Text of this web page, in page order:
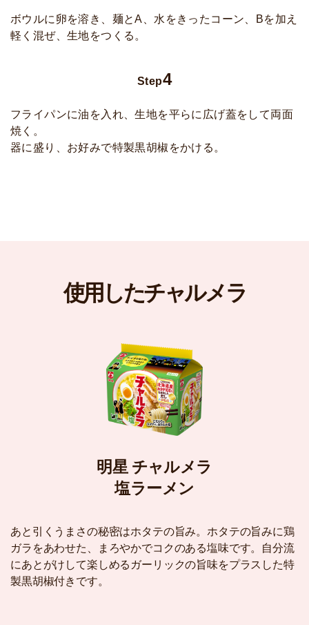
ボウルに卵を溶き、麺とA、水をきったコーン、Bを加え
軽く混ぜ、生地をつくる。
Step4
フライパンに油を入れ、生地を平らに広げ蓋をして両面
焼く。
器に盛り、お好みで特製黒胡椒をかける。
使用したチャルメラ
明星 チャルメラ
塩ラーメン
あと引くうまさの秘密はホタテの旨み。ホタテの旨みに鶏
ガラをあわせた、まろやかでコクのある塩味です。自分流
にあとがけして楽しめるガーリックの旨味をプラスした特
製黒胡椒付きです。